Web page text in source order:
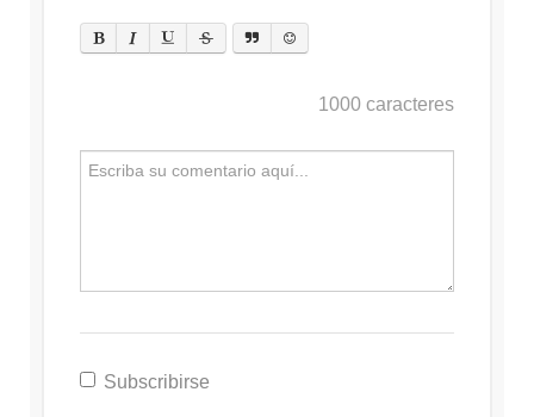
1000 caracteres
Subscribirse